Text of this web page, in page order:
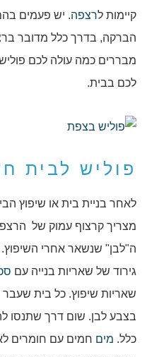
קיימות לרצפה. יש פעמים
הברקה, בדרך כלל מדובר
מבררים כמה עולה לכם
לכם בבית.
פוליש לבית
לאחר בניית בית או שיפוץ
מצריך קרצוף עמוק של
ה"לבן" שנשאר אחרי
גירוד של שאריות בנייה עם
שאריות שיפוץ. כל בית
בצבע לבן. שום דרך שתנסו
כלל. מים חמים עם חומרים